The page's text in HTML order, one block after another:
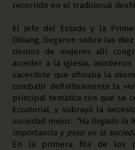
recorrido en el tradicional
El Jefe del Estado y la
Obiang, llegaron sobre las
cientos de mujeres allí
acceder a la iglesia,
sacerdote que oficiaba la
combatir definitivamente la
principal temática con que se
Ecuatorial, y subrayó la
sociedad mejor: “Ha llegado la
importancia y peso en la
En la primera fila de los